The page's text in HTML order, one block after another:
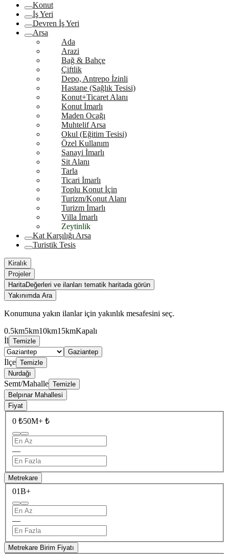
Konut
İş Yeri
Devren İş Yeri
Arsa
Ada
Arazi
Bağ & Bahçe
Çiftlik
Depo, Antrepo İzinli
Hastane (Sağlık Tesisi)
Konut+Ticaret Alanı
Konut İmarlı
Maden Ocağı
Muhtelif Arsa
Okul (Eğitim Tesisi)
Özel Kullanım
Sanayi İmarlı
Sit Alanı
Tarla
Ticari İmarlı
Toplu Konut İçin
Turizm/Konut Alanı
Turizm İmarlı
Villa İmarlı
Zeytinlik
Kat Karşılığı Arsa
Turistik Tesis
Kiralık
Projeler
HaritaDeğerleri ve ilanları tematik haritada görün
Yakınımda Ara
Konumuna yakın ilanlar için yakınlık mesafesini seç.
0.5km5km10km15kmKapalı
İl Temizle
Gaziantep
İlçe Temizle
Nurdağı
Semt/Mahalle Temizle
Belpınar Mahallesi
Fiyat
0 ₺50M+ ₺
—
Metrekare
01B+
—
Metrekare Birim Fiyatı